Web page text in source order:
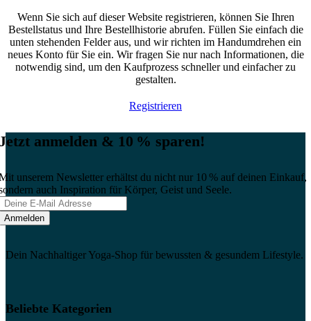
Wenn Sie sich auf dieser Website registrieren, können Sie Ihren
Bestellstatus und Ihre Bestellhistorie abrufen. Füllen Sie einfach die
unten stehenden Felder aus, und wir richten im Handumdrehen ein
neues Konto für Sie ein. Wir fragen Sie nur nach Informationen, die
notwendig sind, um den Kaufprozess schneller und einfacher zu
gestalten.
Registrieren
anmelden & 10 % sparen!
unserem Newsletter erhältst du nicht nur 10 % auf deinen Einkauf,
auch Inspiration für Körper, Geist und Seele.
Dein Nachhaltiger Yoga-Shop für bewussten & gesundem Lifestyle.
Beliebte Kategorien